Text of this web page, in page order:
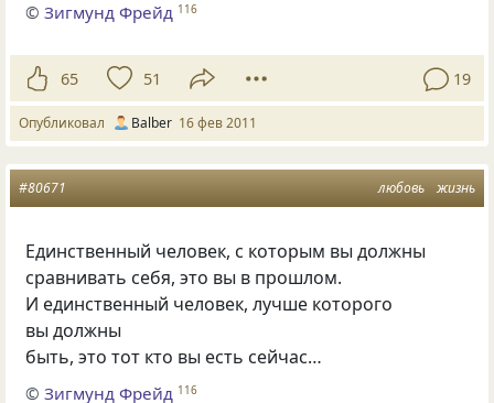
©Зигмунд Фрейд 116
65 51 19
Опубликовал Balber 16 фев 2011
любовь жизнь
#80671
Единственный человек, с которым вы должны
сравнивать себя, это вы в прошлом.
И единственный человек, лучше которого
вы должны
быть, это тот кто вы есть сейчас…
©Зигмунд Фрейд 116